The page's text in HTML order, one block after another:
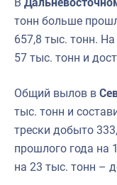
тонн больше
657,8 тыс. тонн.
57 тыс. тонн и
Общий вылов в
тыс. тонн и
трески добыто
прошлого года на
на 23 тыс. тонн –